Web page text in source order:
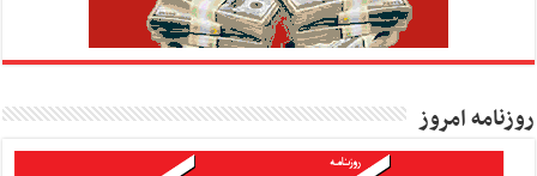
روزنامه امروز